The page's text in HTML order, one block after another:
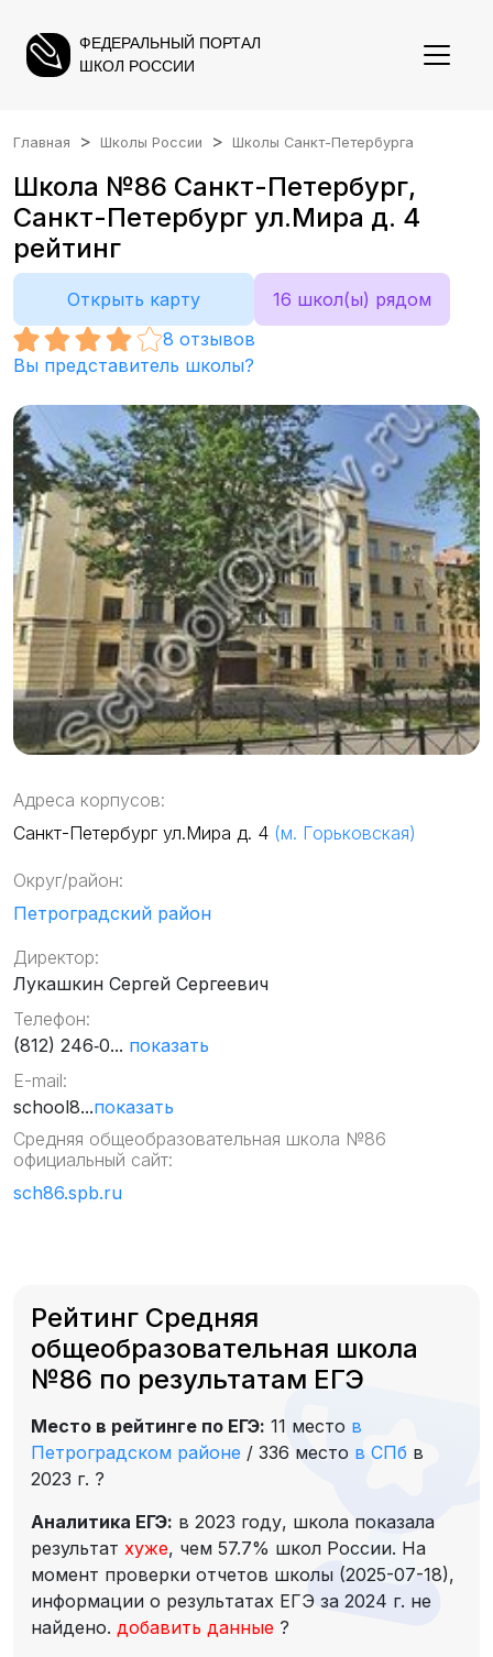
ФЕДЕРАЛЬНЫЙ ПОРТАЛ
ШКОЛ РОССИИ
Главная Школы России Школы Санкт-Петербурга
Школа №86 Санкт-Петербург,
Санкт-Петербург ул.Мира д. 4
рейтинг
Открыть карту
16 школ(ы) рядом
8 отзывов
Вы представитель школы?
Адреса корпусов:
Санкт-Петербург ул.Мира д. 4 (м. Горьковская)
Округ/район:
Петроградский район
Директор:
Лукашкин Сергей Сергеевич
Телефон:
(812) 246‑0... показать
E-mail:
school8...показать
Средняя общеобразовательная школа №86
официальный сайт:
sch86.spb.ru
Рейтинг Средняя
общеобразовательная школа
№86 по результатам ЕГЭ
Место в рейтинге по ЕГЭ: 11 место в
Петроградском районе / 336 место в СПб в
2023 г. ?
Аналитика ЕГЭ: в 2023 году, школа показала
результат хуже, чем 57.7% школ России. На
момент проверки отчетов школы (2025-07-18),
информации о результатах ЕГЭ за 2024 г. не
найдено. добавить данные ?